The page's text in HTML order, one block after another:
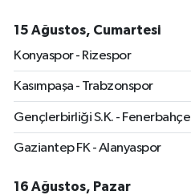
15 Ağustos, Cumartesi
Konyaspor - Rizespor
Kasımpaşa - Trabzonspor
Gençlerbirliği S.K. - Fenerbahçe
Gaziantep FK - Alanyaspor
16 Ağustos, Pazar